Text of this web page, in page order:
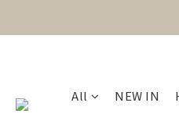
All NEW IN